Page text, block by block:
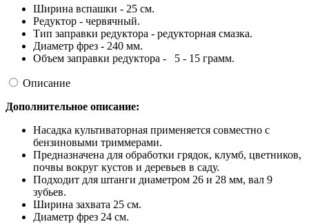
Ширина вспашки - 25 см.
Редуктор - червячный.
Тип заправки редуктора - редукторная смазка.
Диаметр фрез - 240 мм.
Объем заправки редуктора - 5 - 15 грамм.
Описание
Дополнительное описание:
Насадка культиваторная применяется совместно с
бензиновыми триммерами.
Предназначена для обработки грядок, клумб, цветников,
почвы вокруг кустов и деревьев в саду.
Подходит для штанги диаметром 26 и 28 мм, вал 9
зубьев.
Ширина захвата 25 см.
Диаметр фрез 24 см.